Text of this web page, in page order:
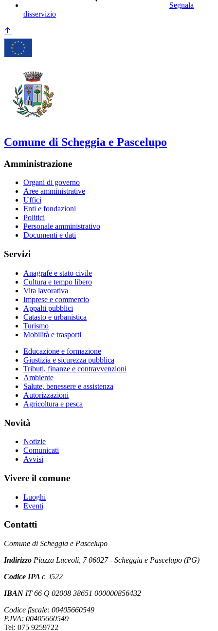
Segnala
disservizio
Comune di Scheggia e Pascelupo
Amministrazione
Organi di governo
Aree amministrative
Uffici
Enti e fondazioni
Politici
Personale amministrativo
Documenti e dati
Servizi
Anagrafe e stato civile
Cultura e tempo libero
Vita lavorativa
Imprese e commercio
Appalti pubblici
Catasto e urbanistica
Turismo
Mobilità e trasporti
Educazione e formazione
Giustizia e sicurezza pubblica
Tributi, finanze e contravvenzioni
Ambiente
Salute, benessere e assistenza
Autorizzazioni
Agricoltura e pesca
Novità
Notizie
Comunicati
Avvisi
Vivere il comune
Luoghi
Eventi
Contatti
Comune di Scheggia e Pascelupo
Indirizzo Piazza Luceoli, 7 06027 - Scheggia e Pascelupo (PG)
Codice IPA c_i522
IBAN IT 66 Q 02008 38651 000000856432
Codice fiscale: 00405660549
P.IVA: 00405660549
Tel: 075 9259722